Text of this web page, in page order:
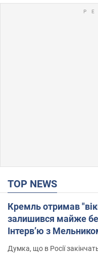
TOP NEWS
Кремль отримав
залишився майже
Інтерв’ю з
Думка, що в Росії